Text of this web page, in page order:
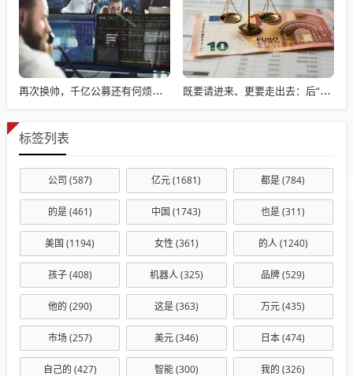
再次换帅，千亿公募还有何烦恼？ 既要请进来、更要走出去：后“国补”时代家电线下渠道经营之策
标签列表
公司 (587) 亿元(1681) 都是(784)
的是(461) 中国 (1743) 也是(311)
美国 (1194) 女性 (361) 的人(1240)
孩子(408) 机器人(325) 品牌(529)
他的 (290) 这是(363) 万元(435)
市场(257) 美元(346) 日本(474)
自己的 (427) 智能(300) 我的 (326)